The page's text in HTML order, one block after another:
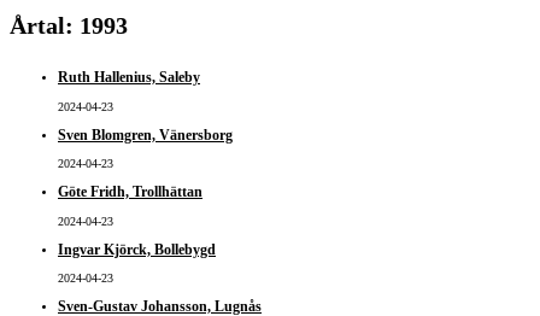
Årtal: 1993
Ruth Hallenius, Saleby
2024-04-23
Sven Blomgren, Vänersborg
2024-04-23
Göte Fridh, Trollhättan
2024-04-23
Ingvar Kjörck, Bollebygd
2024-04-23
Sven-Gustav Johansson, Lugnås